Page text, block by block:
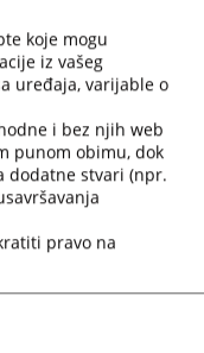
održano XXIII.
i
u organizaciji
povjerljivih
Visoko
ažuriralo je
pružaju podršku
etike i
koje mogu
iz vašeg
uređaja, varijable o
i bez njih web
punom obimu, dok
dodatne stvari (npr.
pravo na